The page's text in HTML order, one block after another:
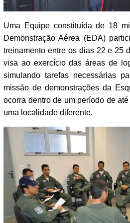
Uma Equipe constituída de 18
Demonstração Aérea (EDA)
treinamento entre os dias 22 e 25
visa ao exercício das áreas de
simulando tarefas necessárias
missão de demonstrações da
ocorra dentro de um período de
uma localidade diferente.